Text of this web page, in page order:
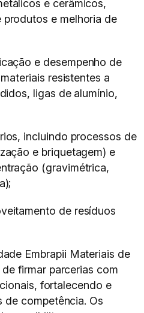
e cerâmicos,
e melhoria de
e desempenho de
resistentes a
ligas de alumínio,
incluindo processos de
e briquetagem) e
(gravimétrica,
de resíduos
Embrapii Materiais de
firmar parcerias com
fortalecendo e
de competência. Os